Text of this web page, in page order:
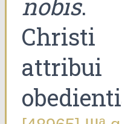
nobis.
Christi
attribui